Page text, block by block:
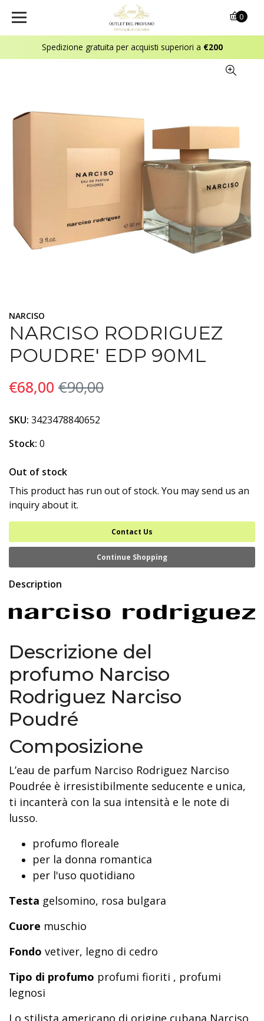
Spedizione gratuita per acquisti superiori a €200
0
NARCISO
NARCISO RODRIGUEZ
POUDRE' EDP 90ML
€68,00 €90,00
SKU: 3423478840652
Stock: 0
Out of stock
This product has run out of stock. You may send us an
inquiry about it.
Contact Us
Continue Shopping
Description
Descrizione del
profumo Narciso
Rodriguez Narciso
Poudré
Composizione
L’eau de parfum Narciso Rodriguez Narciso
Poudrée è irresistibilmente seducente e unica,
ti incanterà con la sua intensità e le note di
lusso.
profumo floreale
per la donna romantica
per l'uso quotidiano
Testa gelsomino, rosa bulgara
Cuore muschio
Fondo vetiver, legno di cedro
Tipo di profumo profumi fioriti , profumi
legnosi
Lo stilista americano di origine cubana Narciso